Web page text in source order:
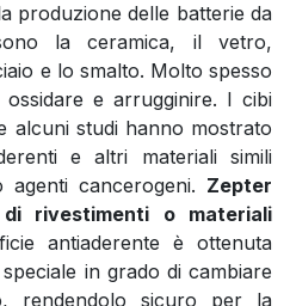
produzione delle batterie da
la ceramica, il vetro,
e lo smalto. Molto spesso
ossidare e arrugginire. I cibi
alcuni studi hanno mostrato
e altri materiali simili
cancerogeni. Zepter
rivestimenti o materiali
antiaderente è ottenuta
in grado di cambiare
rendendolo sicuro per la